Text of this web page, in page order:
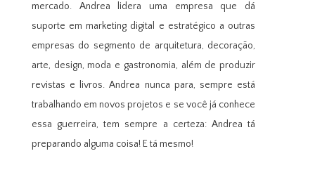
mercado. Andrea lidera uma empresa que dá
suporte em marketing digital e estratégico a outras
empresas do segmento de arquitetura, decoração,
arte, design, moda e gastronomia, além de produzir
revistas e livros. Andrea nunca para, sempre está
trabalhando em novos projetos e se você já conhece
essa guerreira, tem sempre a certeza: Andrea tá
preparando alguma coisa! E tá mesmo!